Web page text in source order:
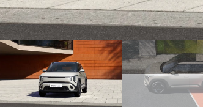
ΑΝΑΖΗΤΗΣΗ
Επιχειρήσεις